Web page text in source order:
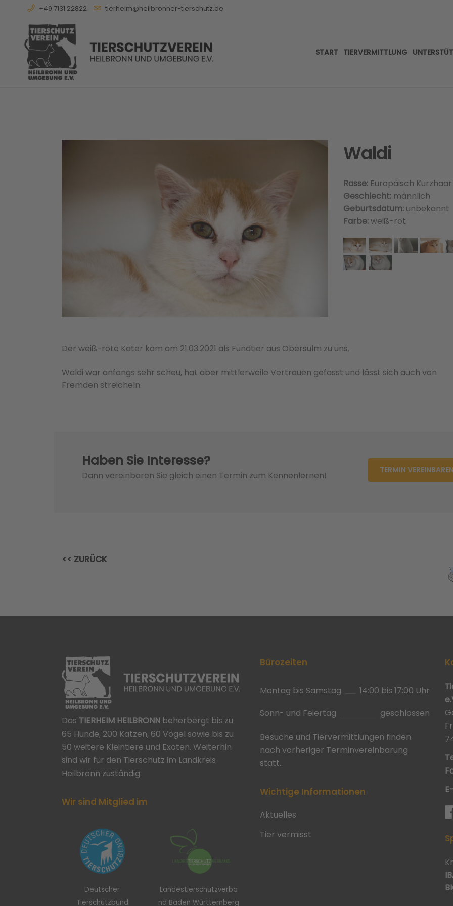
+49 7131 22822 tierheim@heilbronner-tierschutz.de
START TIERVERMITTLUNG
Waldi
Rasse: Europäisch Kurzhaar
Geschlecht:männlich
Geburtsdatum:unbekannt
Farbe:weiß-rot
Der weiß-rote Kater kam am 21.03.2021 als Fundtier aus Obersulm zu uns.
Waldi war anfangs sehr scheu, hat aber mittlerweile Vertrauen gefasst und lässt sich auch von
Fremden streicheln.
Haben Sie Interesse?
Dann vereinbaren Sie gleich einen Termin zum Kennenlernen! TERMIN VEREINBAREN
<< ZURÜCK
Das TIERHEIM HEILBRONN beherbergt bis zu
65 Hunde, 200 Katzen, 60 Vögel sowie bis zu
50 weitere Kleintiere und Exoten. Weiterhin
sind wir für den Tierschutz im Landkreis
Heilbronn zuständig.
Wir sind Mitglied im
Deutscher
Tierschutzbund
Landestierschutzverba
nd Baden Württemberg
Bürozeiten
Montag bis Samstag
14:00 bis 17:00 Uhr
Sonn- und Feiertag
geschlossen
Besuche und Tiervermittlungen finden
nach vorheriger Terminvereinbarung
statt.
Wichtige Informationen
Aktuelles
Tier vermisst